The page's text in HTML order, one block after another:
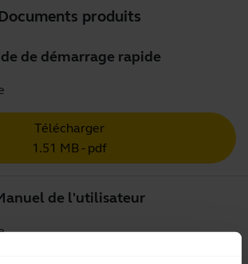
Documents produits
de démarrage rapide
Télécharger
1.51 MB - pdf
de l'utilisateur